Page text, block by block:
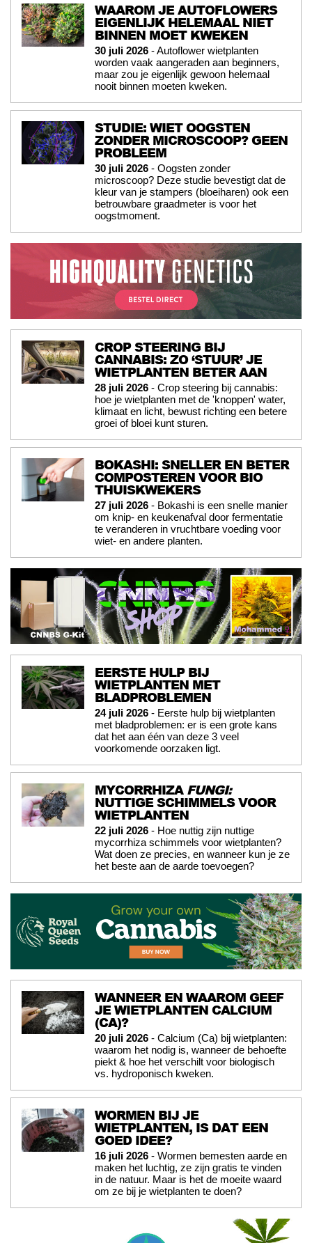
WAAROM JE AUTOFLOWERS
EIGENLIJK HELEMAAL NIET
BINNEN MOET KWEKEN
30 juli 2026 - Autoflower wietplanten
worden vaak aangeraden aan beginners,
maar zou je eigenlijk gewoon helemaal
nooit binnen moeten kweken.
STUDIE: WIET OOGSTEN
ZONDER MICROSCOOP? GEEN
PROBLEEM
30 juli 2026 - Oogsten zonder
microscoop? Deze studie bevestigt dat de
kleur van je stampers (bloeiharen) ook een
betrouwbare graadmeter is voor het
oogstmoment.
CROP STEERING BIJ
CANNABIS: ZO ‘STUUR’ JE
WIETPLANTEN BETER AAN
28 juli 2026 - Crop steering bij cannabis:
hoe je wietplanten met de 'knoppen' water,
klimaat en licht, bewust richting een betere
groei of bloei kunt sturen.
BOKASHI: SNELLER EN BETER
COMPOSTEREN VOOR BIO
THUISKWEKERS
27 juli 2026 - Bokashi is een snelle manier
om knip- en keukenafval door fermentatie
te veranderen in vruchtbare voeding voor
wiet- en andere planten.
EERSTE HULP BIJ
WIETPLANTEN MET
BLADPROBLEMEN
24 juli 2026 - Eerste hulp bij wietplanten
met bladproblemen: er is een grote kans
dat het aan één van deze 3 veel
voorkomende oorzaken ligt.
MYCORRHIZAFUNGI:
NUTTIGE SCHIMMELS VOOR
WIETPLANTEN
22 juli 2026 - Hoe nuttig zijn nuttige
mycorrhiza schimmels voor wietplanten?
Wat doen ze precies, en wanneer kun je ze
het beste aan de aarde toevoegen?
WANNEER EN WAAROM GEEF
JE WIETPLANTEN CALCIUM
(CA)?
20 juli 2026 - Calcium (Ca) bij wietplanten:
waarom het nodig is, wanneer de behoefte
piekt & hoe het verschilt voor biologisch
vs. hydroponisch kweken.
WORMEN BIJ JE
WIETPLANTEN, IS DAT EEN
GOED IDEE?
16 juli 2026 - Wormen bemesten aarde en
maken het luchtig, ze zijn gratis te vinden
in de natuur. Maar is het de moeite waard
om ze bij je wietplanten te doen?